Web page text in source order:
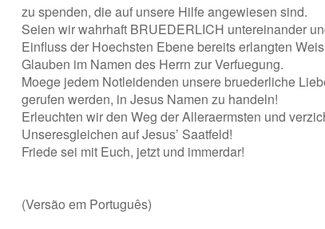
zu spenden, die auf unsere Hilfe angewiesen sind.
Seien wir wahrhaft BRUEDERLICH untereinander
Einfluss der Hoechsten Ebene bereits erlangten
Glauben im Namen des Herrn zur Verfuegung.
Moege jedem Notleidenden unsere bruederliche
gerufen werden, in Jesus Namen zu handeln!
Erleuchten wir den Weg der Alleraermsten und
Unseresgleichen auf Jesus’ Saatfeld!
Friede sei mit Euch, jetzt und immerdar!
(Versão em Português)